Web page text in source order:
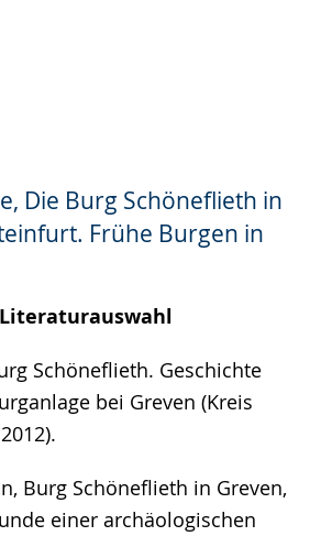
Die Burg Schöneflieth in
Frühe Burgen in
Schöneflieth. Geschichte
bei Greven (Kreis
Burg Schöneflieth in Greven,
einer archäologischen